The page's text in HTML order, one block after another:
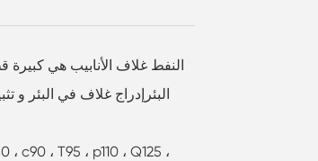
النفط غلاف الأنابيب هي كبيرة
البئرإدراج غلاف في البئر و